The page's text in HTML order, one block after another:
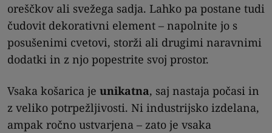
oreščkov ali svežega sadja. Lahko pa postane tudi
čudovit dekorativni element – napolnite jo s
posušenimi cvetovi, storži ali drugimi naravnimi
dodatki in z njo popestrite svoj prostor.
Vsaka košarica je unikatna, saj nastaja počasi in
z veliko potrpežljivosti. Ni industrijsko izdelana,
ampak ročno ustvarjena – zato je vsaka